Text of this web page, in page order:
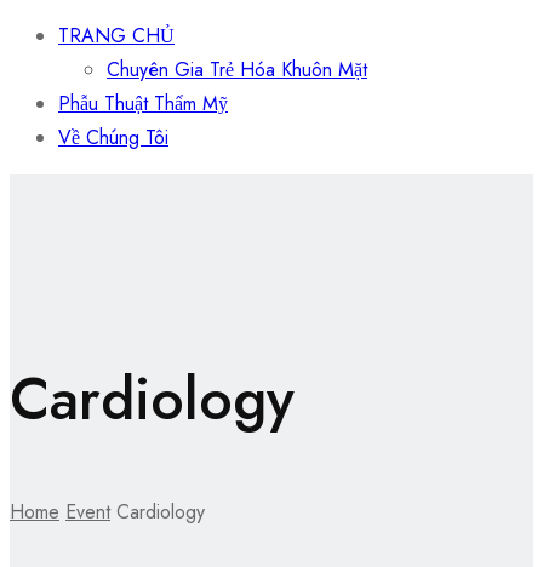
TRANG CHỦ
Chuyên Gia Trẻ Hóa Khuôn Mặt
Phẫu Thuật Thẩm Mỹ
Về Chúng Tôi
Cardiology
Home Event Cardiology